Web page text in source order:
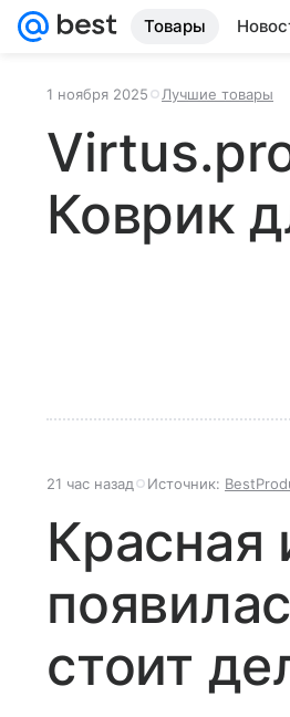
Товары
1 ноября 2025 Лучшие товары
Коврик
21 час назад Источник:
Красная
стоит